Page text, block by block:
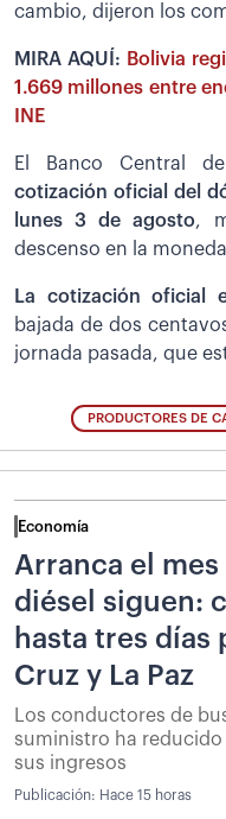
cambio, dijeron los
MIRA AQUÍ: Bolivia
1.669 millones entre
INE
El Banco Central
cotización oficial del
lunes 3 de agosto,
descenso en la
La cotización oficial
bajada de dos
jornada pasada, que
PRODUCTORES DE
Economía
Arranca el
diésel siguen:
hasta tres días
Cruz y La Paz
Los conductores de
suministro ha
sus ingresos
Publicación: Hace 15 horas